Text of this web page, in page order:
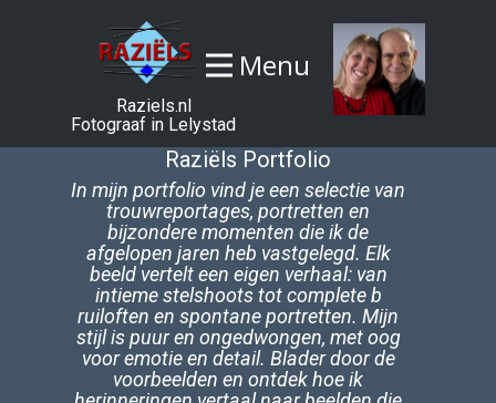
Menu
Raziels.nl
Fotograaf in Lelystad
Raziëls Portfolio
In mijn portfolio vind je een selectie van
trouwreportages, portretten en
bijzondere momenten die ik de
afgelopen jaren heb vastgelegd. Elk
beeld vertelt een eigen verhaal: van
intieme stelshoots tot complete b​
ruiloften en spontane portretten. Mijn
stijl is puur en ongedwongen, met oog
voor emotie en detail. Blader door de
voorbeelden en ontdek hoe ik